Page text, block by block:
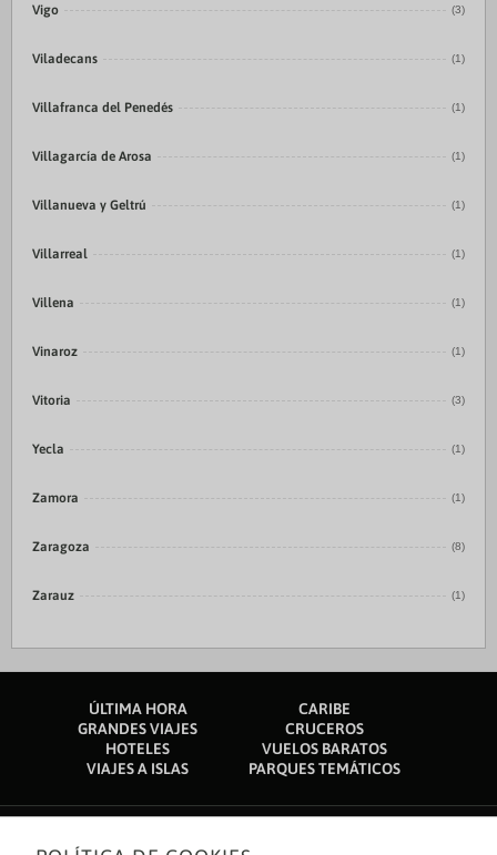
Vigo (3)
Viladecans (1)
Villafranca del Penedés (1)
Villagarcía de Arosa (1)
Villanueva y Geltrú (1)
Villarreal (1)
Villena (1)
Vinaroz (1)
Vitoria (3)
Yecla (1)
Zamora (1)
Zaragoza (8)
Zarauz (1)
ÚLTIMA HORA
CARIBE
GRANDES VIAJES
CRUCEROS
HOTELES
VUELOS BARATOS
VIAJES A ISLAS
PARQUES TEMÁTICOS